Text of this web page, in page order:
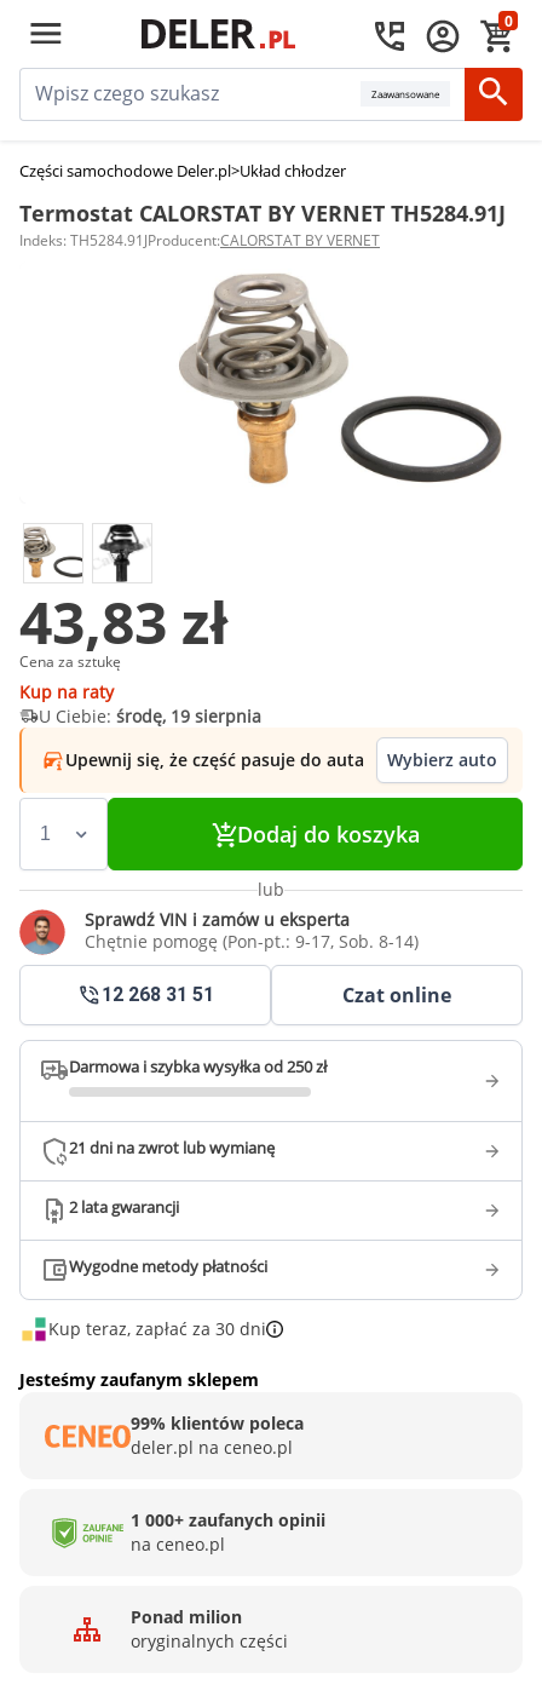
0
Zaawansowane
Części samochodowe Deler.pl>Układ chłodzenia silnika
Termostat CALORSTAT BY VERNET TH5284.91J
Indeks: TH5284.91JProducent:CALORSTAT BY VERNET
43,83 zł
Cena za sztukę
Kup na raty
U Ciebie: środę, 19 sierpnia
Upewnij się, że część pasuje do auta
Wybierz auto
Dodaj do koszyka
lub
Sprawdź VIN i zamów u eksperta
Chętnie pomogę (Pon-pt.: 9-17, Sob. 8-14)
12 268 31 51 Czat online
Darmowa i szybka wysyłka od 250 zł
21 dni na zwrot lub wymianę
2 lata gwarancji
Wygodne metody płatności
Kup teraz, zapłać za 30 dni
Jesteśmy zaufanym sklepem
99% klientów poleca
deler.pl na ceneo.pl
1 000+ zaufanych opinii
na ceneo.pl
Ponad milion
oryginalnych części